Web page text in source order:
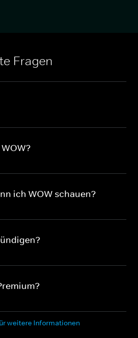
Fragen
ich WOW schauen?
weitere Informationen